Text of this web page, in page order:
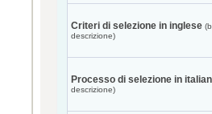
Criteri di selezione in inglese
descrizione)
Processo di selezione in
descrizione)